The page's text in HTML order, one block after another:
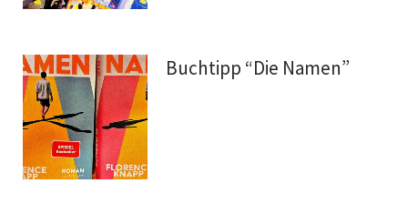
Buchtipp “Die Namen”